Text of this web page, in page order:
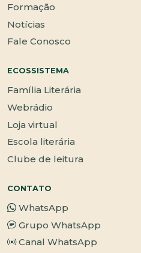
Formação
Notícias
Fale Conosco
ECOSSISTEMA
Família Literária
Webrádio
Loja virtual
Escola literária
Clube de leitura
CONTATO
WhatsApp
Grupo WhatsApp
Canal WhatsApp